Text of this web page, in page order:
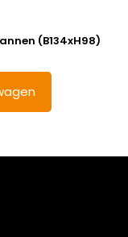
(B134xH98)